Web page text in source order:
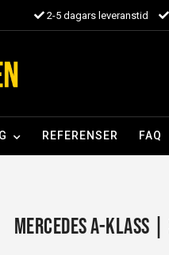
2-5 dagars leveranstid
REFERENSER FAQ
Mercedes A-Klass |